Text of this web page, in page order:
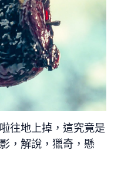
往地上掉，這究竟是
，解說，獵奇，懸